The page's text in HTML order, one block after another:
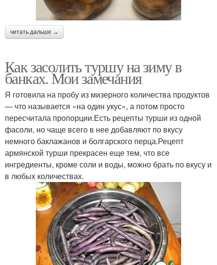
читать дальше →
Как засолить туршу на зиму в
банках. Мои замечания
Я готовила на пробу из мизерного количества продуктов
— что называется «на один укус», а потом просто
пересчитала пропорции.Есть рецепты турши из одной
фасоли, но чаще всего в нее добавляют по вкусу
немного баклажанов и болгарского перца.Рецепт
армянской турши прекрасен еще тем, что все
ингредиенты, кроме соли и воды, можно брать по вкусу и
в любых количествах.